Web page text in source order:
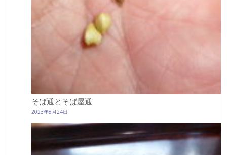
そば通とそば屋通
2023年8月24日